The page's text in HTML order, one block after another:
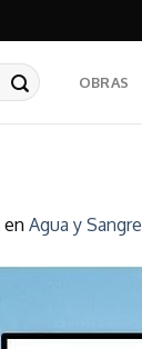
OBRAS
en Agua y Sangre